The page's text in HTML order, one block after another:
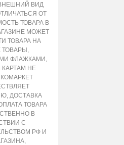
ВИД
ОТ
ТОВАРА В
МОЖЕТ
ТОВАРА НА
ТОВАРЫ,
ФЛАЖКАМИ,
НЕ
ДОСТАВКА
ТОВАРА
В
С
РФ И